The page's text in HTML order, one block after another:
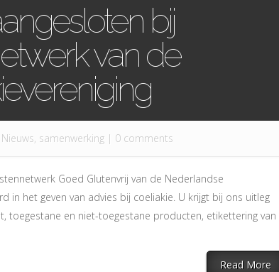
bij
van de
Nieuws, samenwerking| 0 comments
Goed Glutenvrij van de Nederlandse
in het geven van advies bij coeliakie. U krijgt bij ons uitleg
toegestane en niet-toegestane producten, etikettering van
Read More